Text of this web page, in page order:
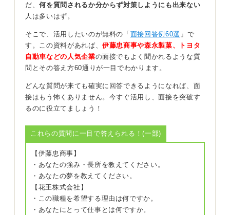
正社員として仕事をしている以上、その企業の発展に寄
与する必要があります。営業職や事務職などと、役割の
部分で棲み分けされているだけで、どんな職種でも正社
員が仕事に対して負っている責任は同じなのです。
私は以前、企業の企画室という部署で事務職として数年
働いた経験があります。事務職はあまり部署異動が無い
傾向があるため、長年事務職として働いている社員はさ
まざまな部署のことに詳しく、異動してきた社員が、ベ
テランの社員をさまざまな場面で頼っている様子をよく
PC関係の資格や技術を勉強し自分自身の成長と努力
を踏まえて考えよう
事務的な作業に欠かせない、PC関連の資格を取る、また
技術を勉強することなども目標に入ってくるかもしれま
せんね。プレゼンの資料を作る際には、パワーポイント
の技術に長けている事務職の社員が引っ張りだこになっ
だ、何を質問されるか分からず対策しようにも出来ない
人は多いはず。
そこで、活用したいのが無料の「 面接回答例60選 」で
す。この資料があれば、伊藤忠商事や森永製菓、トヨタ
自動車などの人気企業の面接でもよく聞かれるような質
問とその答え方60通りが一目でわかります。
どんな質問が来ても確実に回答できるようになれば、面
接はもう怖くありません。今すぐ活用し、面接を突破す
るのに役立てましょう！
これらの質問に一目で答えられる！(一部)
【伊藤忠商事】
・あなたの強み・長所を教えてください。
・あなたの夢を教えてください。
【花王株式会社】
・この職種を希望する理由は何ですか。
・あなたにとって仕事とは何ですか。